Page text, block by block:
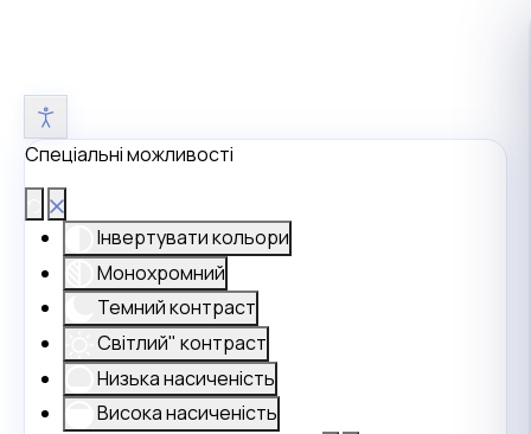
Спеціальні можливості
Інвертувати кольори
Монохромний
Темний контраст
Світлий" контраст
Низька насиченість
Висока насиченість